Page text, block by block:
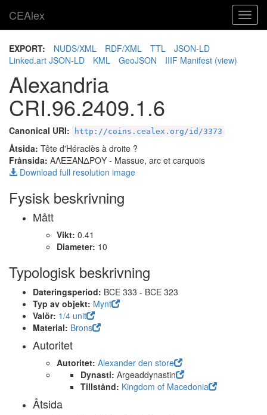
CEAlex
EXPORT: NUDS/XML RDF/XML TTL
JSON-LD
Linked.art JSON-LD
KML GeoJSON IIIF Manifest (view)
Alexandria
CRI.96.2409.1.6
Canonical URI: http://coins.cealex.org/id/3373
Åtsida: Tête d'Héraclès à droite ?
Frånsida: ΑΛΕΞΑΝΔΡΟΥ - Massue, arc et carquois
Download full resolution image
Fysisk beskrivning
Mått
Vikt: 0.41
Diameter: 10
Typologisk beskrivning
Dateringsperiod: BCE 333 - BCE 323
Typ av objekt: Mynt
Valör: 1/4 unit
Material: Brons
Autoritet
Autoritet: Alexander den store
Dynasti: Argeaddynastin
Tillstånd: Kingdom of Macedonia
Åtsida